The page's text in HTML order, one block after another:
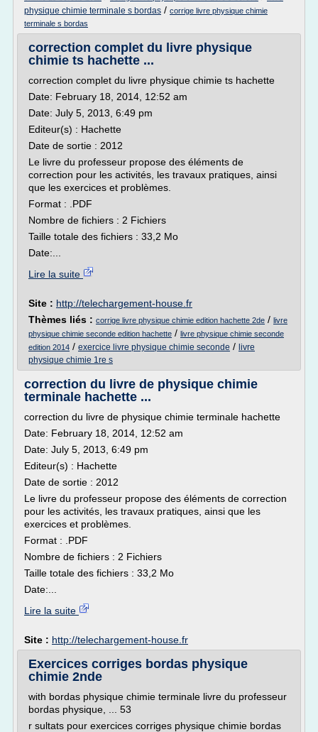
physique chimie terminale s bordas / corrige livre physique chimie
terminale s bordas
correction complet du livre physique
chimie ts hachette ...
correction complet du livre physique chimie ts hachette
Date: February 18, 2014, 12:52 am
Date: July 5, 2013, 6:49 pm
Editeur(s) : Hachette
Date de sortie : 2012
Le livre du professeur propose des éléments de
correction pour les activités, les travaux pratiques, ainsi
que les exercices et problèmes.
Format : .PDF
Nombre de fichiers : 2 Fichiers
Taille totale des fichiers : 33,2 Mo
Date:...
Lire la suite
Site : http://telechargement-house.fr
Thèmes liés : corrige livre physique chimie edition hachette 2de / livre
physique chimie seconde edition hachette / livre physique chimie seconde
edition 2014 / exercice livre physique chimie seconde / livre
physique chimie 1re s
correction du livre de physique chimie
terminale hachette ...
correction du livre de physique chimie terminale hachette
Date: February 18, 2014, 12:52 am
Date: July 5, 2013, 6:49 pm
Editeur(s) : Hachette
Date de sortie : 2012
Le livre du professeur propose des éléments de correction
pour les activités, les travaux pratiques, ainsi que les
exercices et problèmes.
Format : .PDF
Nombre de fichiers : 2 Fichiers
Taille totale des fichiers : 33,2 Mo
Date:...
Lire la suite
Site : http://telechargement-house.fr
Exercices corriges bordas physique
chimie 2nde
with bordas physique chimie terminale livre du professeur
bordas physique, ... 53
r sultats pour exercices corriges physique chimie bordas